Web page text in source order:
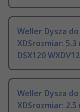
Weller Dysza
XDSrozmiar:
DSX120
Weller Dysza
XDSrozmiar: